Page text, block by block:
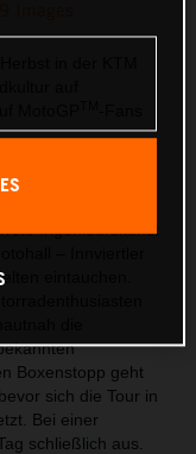
auf
und 375 Jahre
Ingenieurskunst
eintauchen.
Boxenstopp geht
bevor sich die Tour in
Bei einer
schließlich aus.